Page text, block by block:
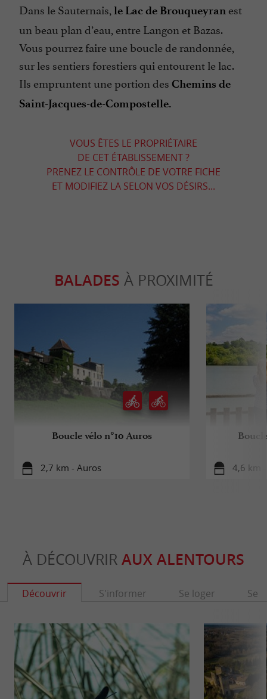
Dans le Sauternais, le Lac de Brouqueyran est
un beau plan d’eau, entre Langon et Bazas.
Vous pourrez faire une boucle de randonnée,
sur les sentiers forestiers qui entourent le lac.
Ils empruntent une portion des Chemins de
Saint-Jacques-de-Compostelle.
VOUS ÊTES LE PROPRIÉTAIRE
DE CET ÉTABLISSEMENT ?
PRENEZ LE CONTRÔLE DE VOTRE FICHE
ET MODIFIEZ LA SELON VOS DÉSIRS...
BALADES À PROXIMITÉ
Boucle vélo n°10 Auros
2,7 km - Auros 4,6 km
À DÉCOUVRIR AUX ALENTOURS
Découvrir S'informer Se loger Se